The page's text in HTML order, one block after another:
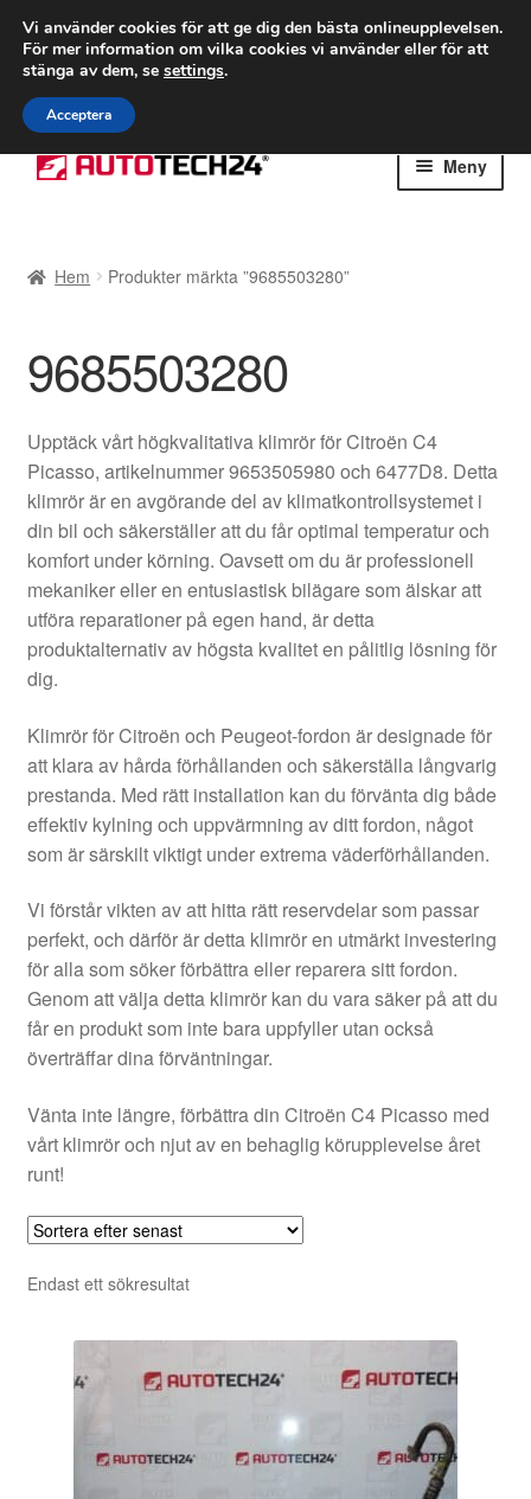
FRAKT från 75 kr
Världsomspännande frakt
Ring 766 924 713
Hoppa
till
Hoppa
till
Meny
Betalningar
Integritetspolicy
Kolla upp
Kontakt
Mitt konto
Om oss
Reklamationsprocedur
Transport
Vagn
Världsomspännande frakt
Villkor
Hem Produkter märkta ”9685503280”
9685503280
Upptäck vårt högkvalitativa klimrör för Citroën C4
Picasso, artikelnummer 9653505980 och 6477D8. Detta
klimrör är en avgörande del av klimatkontrollsystemet i
din bil och säkerställer att du får optimal temperatur och
komfort under körning. Oavsett om du är professionell
mekaniker eller en entusiastisk bilägare som älskar att
utföra reparationer på egen hand, är detta
produktalternativ av högsta kvalitet en pålitlig lösning för
dig.
Klimrör för Citroën och Peugeot-fordon är designade för
att klara av hårda förhållanden och säkerställa långvarig
prestanda. Med rätt installation kan du förvänta dig både
effektiv kylning och uppvärmning av ditt fordon, något
som är särskilt viktigt under extrema väderförhållanden.
Vi förstår vikten av att hitta rätt reservdelar som passar
perfekt, och därför är detta klimrör en utmärkt investering
för alla som söker förbättra eller reparera sitt fordon.
Genom att välja detta klimrör kan du vara säker på att du
får en produkt som inte bara uppfyller utan också
överträffar dina förväntningar.
Vänta inte längre, förbättra din Citroën C4 Picasso med
vårt klimrör och njut av en behaglig körupplevelse året
runt!
Endast ett sökresultat
Vi använder cookies för att ge dig den bästa onlineupplevelsen.
För mer information om vilka cookies vi använder eller för att
stänga av dem, se settings.
Acceptera